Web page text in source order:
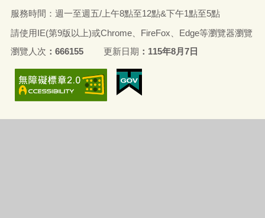
服務時間：週一至週五/上午8點至12點&下午1點至5點
請使用IE(第9版以上)或Chrome、FireFox、Edge等瀏覽器瀏覽
瀏覽人次
666155 更新日期 115年8月7日